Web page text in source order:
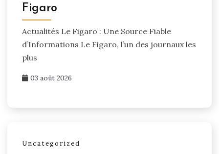
Figaro
Actualités Le Figaro : Une Source Fiable
d’Informations Le Figaro, l’un des journaux les
plus
03 août 2026
Uncategorized